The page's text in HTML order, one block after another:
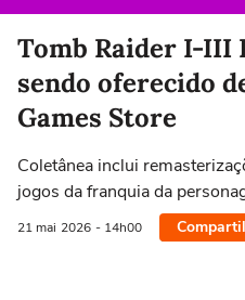
Tomb Raider I-III
sendo oferecido
Games Store
Coletânea inclui
jogos da franquia da
21 mai 2026 - 14h00